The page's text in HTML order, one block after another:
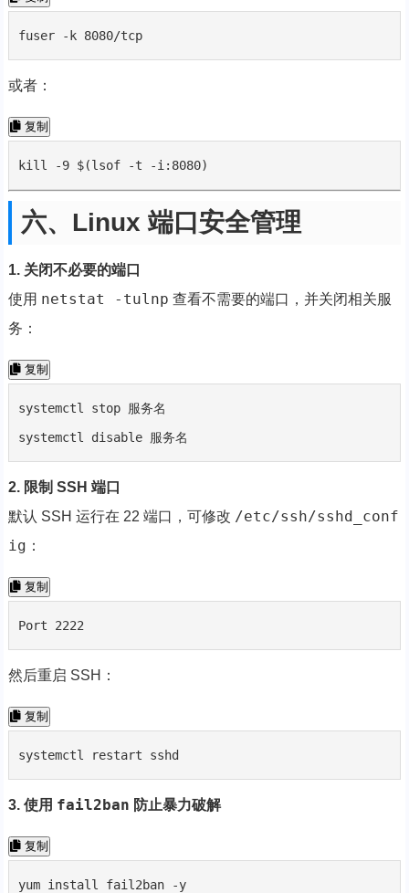
fuser -k 8080/tcp
或者：
复制
kill -9 $(lsof -t -i:8080)
六、Linux 端口安全管理
1. 关闭不必要的端口
使用 netstat -tulnp 查看不需要的端口，并关闭相关服
务：
复制
systemctl stop 服务名
systemctl disable 服务名
2. 限制 SSH 端口
默认 SSH 运行在 22 端口，可修改 /etc/ssh/sshd_conf
ig ：
复制
Port 2222
然后重启 SSH：
复制
systemctl restart sshd
3. 使用 fail2ban 防止暴力破解
复制
yum install fail2ban -y